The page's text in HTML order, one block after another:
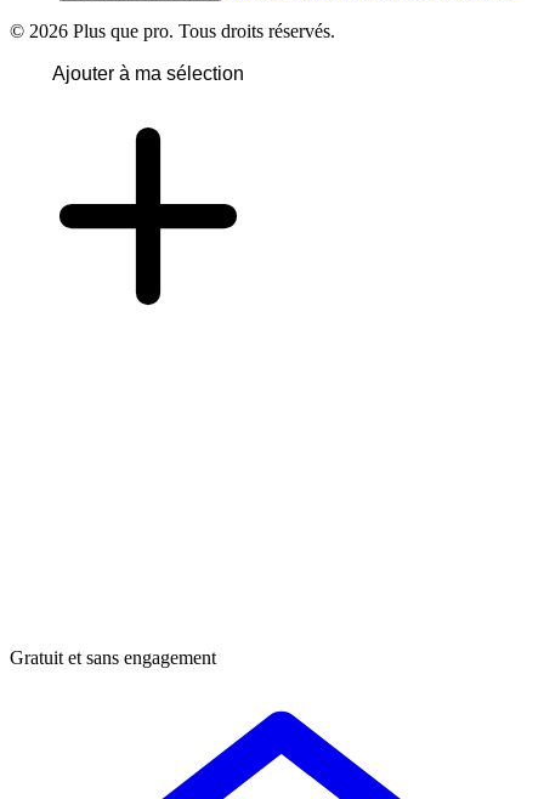
© 2026 Plus que pro. Tous droits réservés.
Ajouter à ma sélection
Gratuit et sans engagement